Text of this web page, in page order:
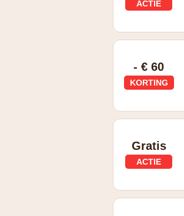
ACTIE
- € 60
KORTING
Gratis
ACTIE